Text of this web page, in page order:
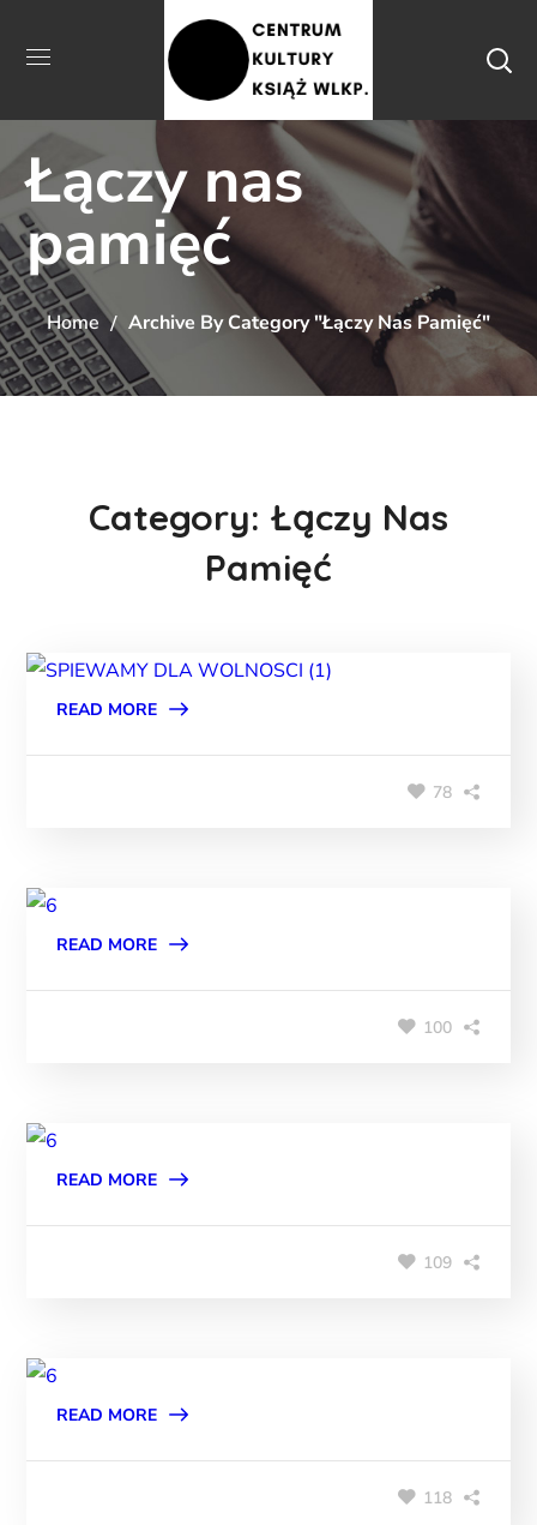
Łączy nas
pamięć
Home Archive By Category "Łączy Nas Pamięć"
Category: Łączy Nas
Pamięć
READ MORE
78
READ MORE
100
READ MORE
109
READ MORE
118